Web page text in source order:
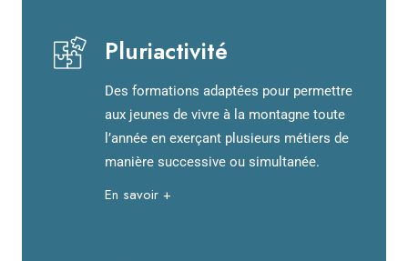
Pluriactivité
Des formations adaptées pour permettre
aux jeunes de vivre à la montagne toute
l’année en exerçant plusieurs métiers de
manière successive ou simultanée.
En savoir +